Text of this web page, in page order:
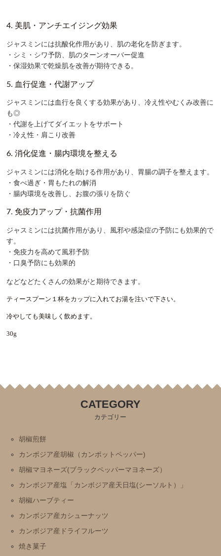
4. 美肌・アンチエイジング効果
ジャスミンには抗酸化作用があり、肌の老化を防ぎます。
・シミ・シワ予防、肌のターンオーバー促進
・保湿効果で乾燥肌を改善が期待できる。
5. 血行促進・代謝アップ
ジャスミンには 血行を良くする効果があり、冷え性やむくみ改善に
も◎
・代謝を上げてダイエットをサポート
・ 冷え性・肩こり改善
6. 消化促進・腸内環境を整える
ジャスミンには消化を助ける作用があり、胃腸の調子を整えます。
・食べ過ぎ・胃もたれの解消
・腸内環境を改善し、お腹の張りを防ぐ
7. 免疫力アップ・抗菌作用
ジャスミンには抗菌作用があり、風邪や感染症の予防にも効果的で
す。
・免疫力を高めて風邪予防
・口臭予防にも効果的
などなどたくさんの効果がと期待できます。
ティースプーン１杯をカップに入れてお湯を注いで下さい。
冷やしても美味しく飲めます。
30g
CATEGORY
カテゴリー
胡椒煎餅
カンボジア産胡椒（カンポットペッパー)
胡椒マヨネーズ(ブラックペッパーマヨネーズ）
カンボジア産塩「カンボジア産天日塩(シーソルト）」
胡椒ハーブティー
カンボジア産カシューナッツ
カンボジア産ドライフルーツ
焼き菓子